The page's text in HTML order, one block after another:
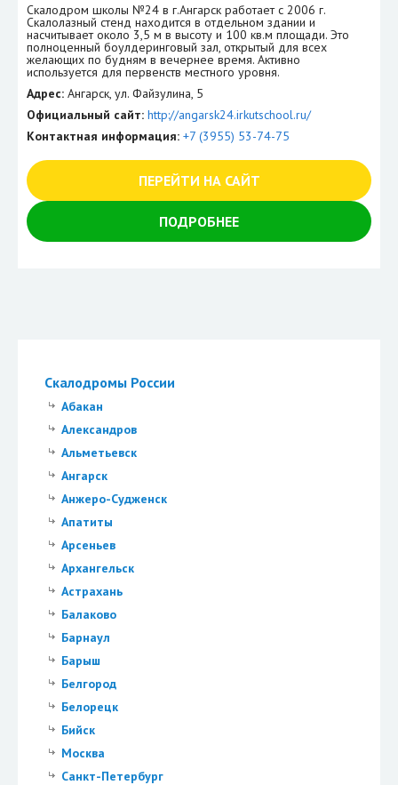
Скалодромы России
Абакан
Александров
Альметьевск
Ангарск
Анжеро-Судженск
Апатиты
Арсеньев
Архангельск
Астрахань
Балаково
Барнаул
Барыш
Белгород
Белорецк
Бийск
Москва
Санкт-Петербург
Скалодром школы №24 в г.Ангарск работает с 2006 г.
Скалолазный стенд находится в отдельном здании и
насчитывает около 3,5 м в высоту и 100 кв.м площади. Это
полноценный боулдеринговый зал, открытый для всех
желающих по будням в вечернее время. Активно
используется для первенств местного уровня.
Адрес: Ангарск, ул. Файзулина, 5
Официальный сайт: http://angarsk24.irkutschool.ru/
Контактная информация: +7 (3955) 53-74-75
ПЕРЕЙТИ НА САЙТ
ПОДРОБНЕЕ